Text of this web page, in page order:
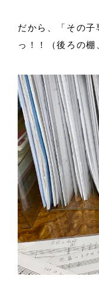
だから、「その
っ！！（後ろの棚